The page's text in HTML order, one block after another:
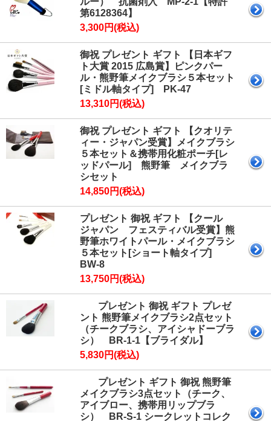
第6128364】
3,300円(税込)
御祝 プレゼント ギフト 【日本ギフ
ト大賞 2015 広島賞】ピンクパー
ル・熊野筆メイクブラシ５本セット
[ミドル軸タイプ] PK-47
13,310円(税込)
御祝 プレゼント ギフト 【クオリテ
ィー・ジャパン受賞】メイクブラシ
５本セット＆携帯用化粧ポーチ[レ
ッドパール] 熊野筆 メイクブラ
シセット
14,850円(税込)
プレゼント 御祝 ギフト 【クール
ジャパン フェスティバル受賞】熊
野筆ホワイトパール・メイクブラシ
５本セット[ショート軸タイプ]
BW-8
13,750円(税込)
プレゼント 御祝 ギフト プレゼ
ント 熊野筆メイクブラシ2点セット
（チークブラシ、アイシャドーブラ
シ） BR-1-1【ブライダル】
5,830円(税込)
プレゼント ギフト 御祝 熊野筆
メイクブラシ3点セット（チーク、
アイブロー、携帯用リップブラ
シ） BR-S-1 シークレットコレク